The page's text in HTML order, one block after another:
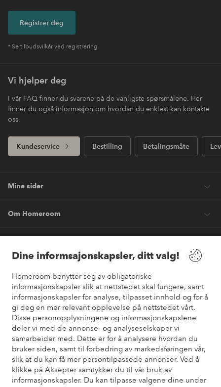
Dine informsajonskapsler, ditt valg!
Homeroom benytter seg av obligatoriske
informasjonskapsler slik at nettstedet skal fungere, samt
informasjonskapsler for analyse, tilpasset innhold og for å
gi deg en mer relevant opplevelse på nettstedet vårt.
Disse personopplysningene og informasjonskapslene
deler vi med de annonse- og analyseselskaper vi
samarbeider med. Dette er for å analysere hvordan du
bruker siden, samt til forbedring av markedsføringen vår,
slik at du kan få mer persontilpassede annonser. Ved å
klikke på Aksepter samtykker du til vår bruk av
informasjonskapsler. Du kan tilpasse valgene dine under
Registrer deg
* Se tilbudsvilkår ved registrering
Vi hjelper deg
I vår FAQ finner du svarene på de vanligste spørsmålene. Her
finner du også informasjon om hvordan du enklest kan kontakte
oss.
Kundeservice Bestilling Betalingsmåte
Mine sider
Om Homeroom
Venner
Sikre betalinger
Vil du vite mer om våre betalingsalternativer?
elpy